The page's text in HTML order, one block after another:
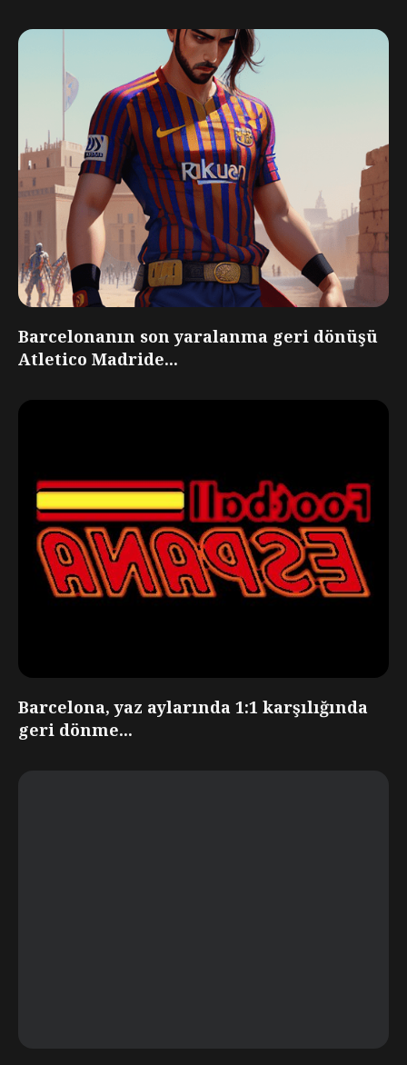
Barcelonanın son yaralanma geri dönüşü
Atletico Madride...
Barcelona, yaz aylarında 1:1 karşılığında
geri dönme...